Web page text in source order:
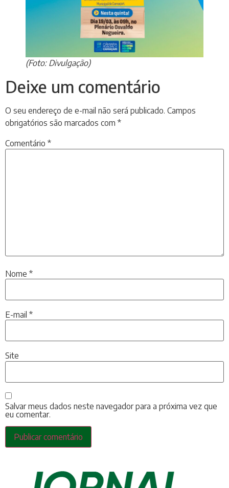
(Foto: Divulgação)
Deixe um comentário
O seu endereço de e-mail não será publicado. Campos
obrigatórios são marcados com *
Comentário *
Nome *
E-mail *
Site
Salvar meus dados neste navegador para a próxima vez que
eu comentar.